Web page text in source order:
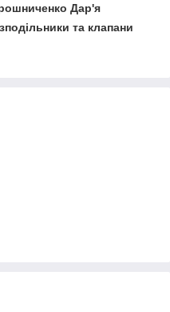
Дар'я
та клапани